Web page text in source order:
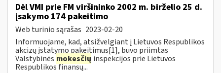
Dėl VMI prie FM viršininko 2002 m. birželio 25 d.
įsakymo 174 pakeitimo
Web turinio sąrašas 2023-02-20
Informuojame, kad, atsižvelgiant į Lietuvos Respublikos
akcizų įstatymo pakeitimus[1], buvo priimtas
Valstybinės mokesčių inspekcijos prie Lietuvos
Respublikos finansų...